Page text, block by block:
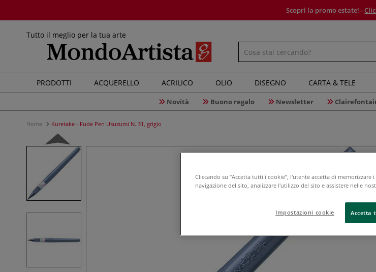
Scopri la promo estate! -
Tutto il meglio per la tua arte
PRODOTTI ACQUERELLO ACRILICO OLIO DISEGNO CARTA & TELE
Novità Buono regalo Newsletter
Home Kuretake - Fude Pen Usuzumi N. 31, grigio
Cliccando su “Accetta tutti i cookie”, l'utente accetta di
navigazione del sito, analizzare l'utilizzo del sito e assistere nelle
Impostazioni cookie Accetta